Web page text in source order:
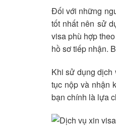
Đối với những
tốt nhất nên sử
visa phù hợp
hồ sơ tiếp nhận.
Khi sử dụng dịch
tục nộp và nhận
bạn chính là lựa